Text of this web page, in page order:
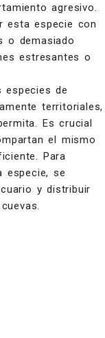
agresivo.
esta especie con
o demasiado
estresantes o
de
territoriales,
Es crucial
el mismo
Para
especie, se
y distribuir